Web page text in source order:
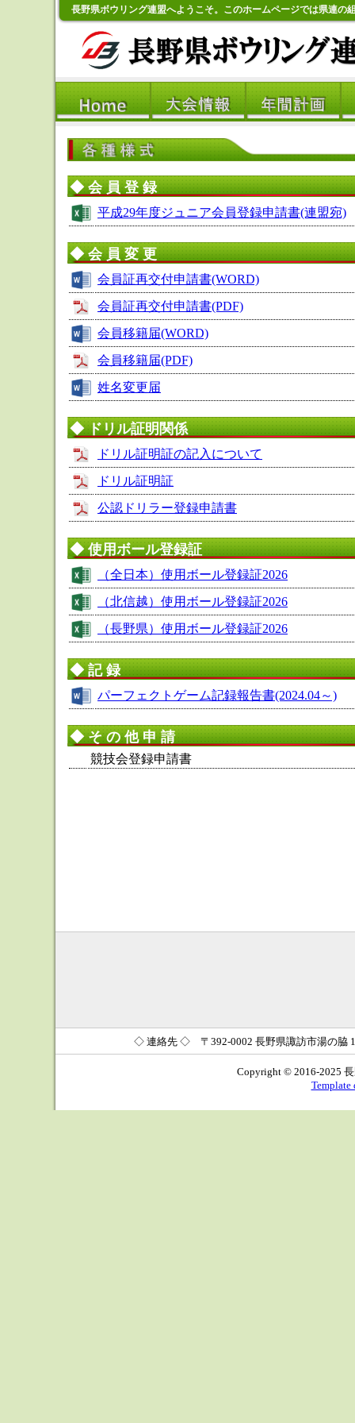
長野県ボウリング連盟へようこそ。このホームページでは県連